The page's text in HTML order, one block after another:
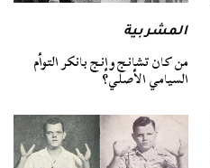
المشربية
من كان تشانج وإنج بانكر التوأم
السيامي الأصلي؟